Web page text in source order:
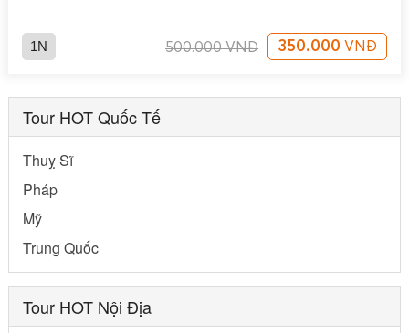
Tour HOT Quốc Tế
Thuỵ Sĩ
Pháp
Mỹ
Trung Quốc
Tour HOT Nội Địa
1N 500.000VNĐ 350.000 VNĐ